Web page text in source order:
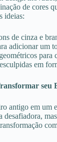
de cores
ideias:
de cinza e
adicionar um
para
em
seu
antigo em um
desafiadora,